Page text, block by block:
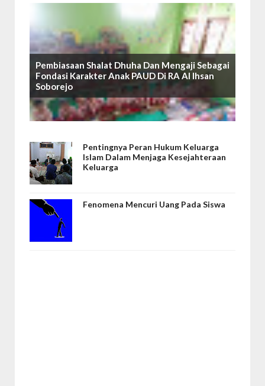
Pembiasaan Shalat Dhuha Dan Mengaji Sebagai
Fondasi Karakter Anak PAUD Di RA Al Ihsan
Soborejo
Pentingnya Peran Hukum Keluarga
Islam Dalam Menjaga Kesejahteraan
Keluarga
Fenomena Mencuri Uang Pada Siswa